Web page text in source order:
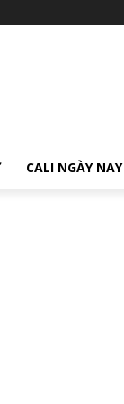
CALI NGÀY NAY